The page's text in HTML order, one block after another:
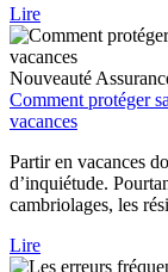
Lire
Nouveauté
Comment protéger
vacances
Partir en vacances
d’inquiétude.
cambriolages, les
Lire